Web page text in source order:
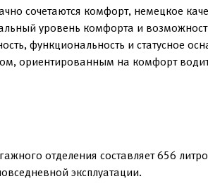
сочетаются комфорт, немецкое
уровень комфорта и
функциональность и статусное
ориентированным на комфорт
отделения составляет 656
эксплуатации.